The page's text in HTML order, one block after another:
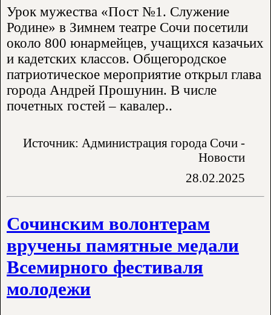
Урок мужества «Пост №1. Служение
Родине» в Зимнем театре Сочи посетили
около 800 юнармейцев, учащихся казачьих
и кадетских классов. Общегородское
патриотическое мероприятие открыл глава
города Андрей Прошунин. В числе
почетных гостей – кавалер..
Источник: Администрация города Сочи -
Новости
28.02.2025
Сочинским волонтерам
вручены памятные медали
Всемирного фестиваля
молодежи